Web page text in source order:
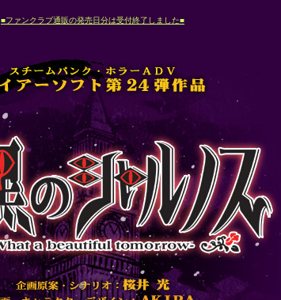
■ファンクラブ通販の発売日分は受付終了しました■